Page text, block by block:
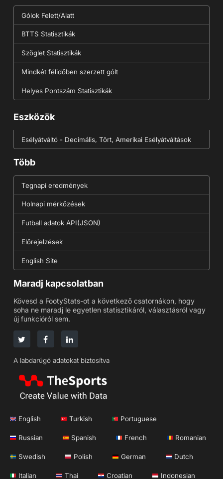
Gólok Felett/Alatt
BTTS Statisztikák
Szöglet Statisztikák
Mindkét félidőben szerzett gólt
Helyes Pontszám Statisztikák
Eszközök
Esélyátváltó - Decimális, Tört, Amerikai Esélyátváltások
Több
Tegnapi eredmények
Holnapi mérkőzések
Futball adatok API(JSON)
Előrejelzések
English Site
Maradj kapcsolatban
Kövesd a FootyStats-ot a következő csatornákon, hogy
soha ne maradj le egyetlen statisztikáról, választásról vagy
új funkcióról sem.
A labdarúgó adatokat biztosítva
English Turkish Portuguese
Russian Spanish French Romanian
Swedish Polish German Dutch
Italian Thai Croatian Indonesian